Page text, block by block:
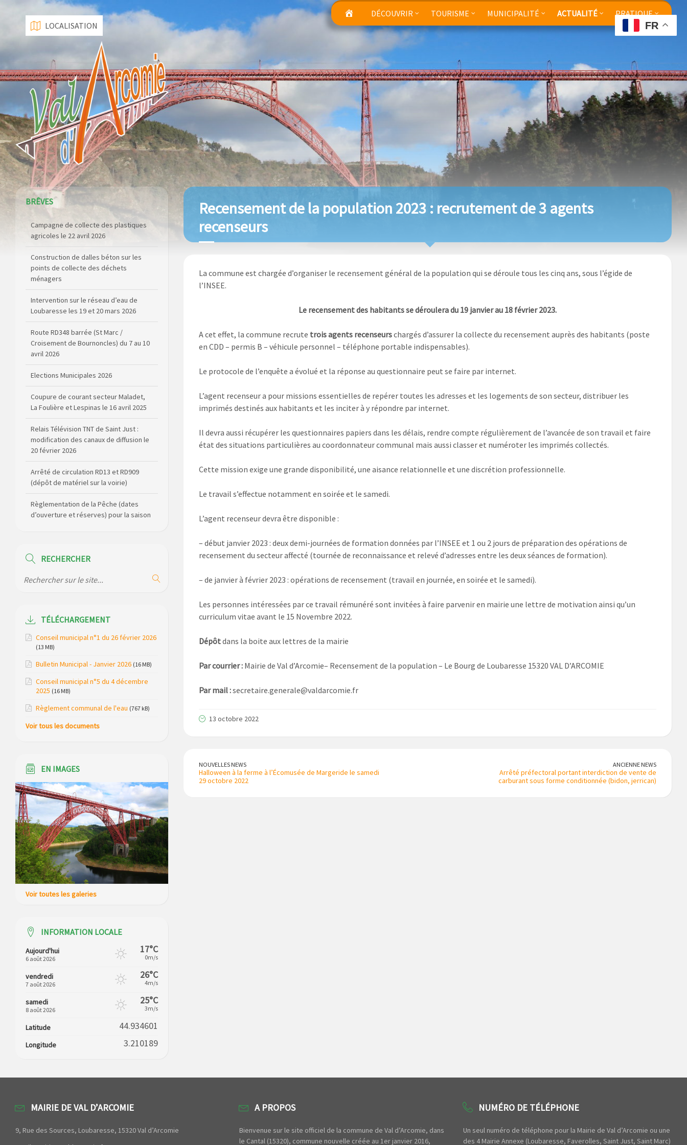
DÉCOUVRIR TOURISME MUNICIPALITÉ ACTUALITÉ
PRATIQUE
LOCALISATION
Recensement de la population 2023 : recrutement de 3 agents
recenseurs
La commune est chargée d’organiser le recensement général de la population qui se déroule tous les cinq ans, sous l’égide de
l’INSEE.
Le recensement des habitants se déroulera du 19 janvier au 18 février 2023.
A cet effet, la commune recrute trois agents recenseurschargés d’assurer la collecte du recensement auprès des habitants (poste
en CDD – permis B – véhicule personnel – téléphone portable indispensables).
Le protocole de l’enquête a évolué et la réponse au questionnaire peut se faire par internet.
L’agent recenseur a pour missions essentielles de repérer toutes les adresses et les logements de son secteur, distribuer les
imprimés destinés aux habitants et les inciter à y répondre par internet.
Il devra aussi récupérer les questionnaires papiers dans les délais, rendre compte régulièrement de l’avancée de son travail et faire
état des situations particulières au coordonnateur communal mais aussi classer et numéroter les imprimés collectés.
Cette mission exige une grande disponibilité, une aisance relationnelle et une discrétion professionnelle.
Le travail s’effectue notamment en soirée et le samedi.
L’agent recenseur devra être disponible :
– début janvier 2023 : deux demi-journées de formation données par l’INSEE et 1 ou 2 jours de préparation des opérations de
recensement du secteur affecté (tournée de reconnaissance et relevé d’adresses entre les deux séances de formation).
– de janvier à février 2023 : opérations de recensement (travail en journée, en soirée et le samedi).
Les personnes intéressées par ce travail rémunéré sont invitées à faire parvenir en mairie une lettre de motivation ainsi qu’un
curriculum vitae avant le 15 Novembre 2022.
Dépôtdans la boite aux lettres de la mairie
Par courrier :Mairie de Val d’Arcomie– Recensement de la population – Le Bourg de Loubaresse 15320 VAL D’ARCOMIE
Par mail :secretaire.generale@valdarcomie.fr
13 octobre 2022
NOUVELLES NEWS
Halloween à la ferme à l’Écomusée de Margeride le samedi
29 octobre 2022
ANCIENNE NEWS
Arrêté préfectoral portant interdiction de vente de
carburant sous forme conditionnée (bidon, jerrican)
BRÊVES
Campagne de collecte des plastiques
agricoles le 22 avril 2026
Construction de dalles béton sur les
points de collecte des déchets
ménagers
Intervention sur le réseau d’eau de
Loubaresse les 19 et 20 mars 2026
Route RD348 barrée (St Marc /
Croisement de Bournoncles) du 7 au 10
avril 2026
Elections Municipales 2026
Coupure de courant secteur Maladet,
La Foulière et Lespinas le 16 avril 2025
Relais Télévision TNT de Saint Just :
modification des canaux de diffusion le
20 février 2026
Arrêté de circulation RD13 et RD909
(dépôt de matériel sur la voirie)
Règlementation de la Pêche (dates
d’ouverture et réserves) pour la saison
Communauté Janvier à Juin
Modification des horaires (et lieux) pour
les permanences de la gendarmerie
Maison des services de Ruynes en
avril 2026
Modification de gestion du camping de
chalets et sa piscine
conseil municipal à Loubaresse le
vendredi 20 mars 2026
Campagne de collecte des plastiques
agricoles le 22 avril 2026
RECHERCHER
TÉLÉCHARGEMENT
Conseil municipal n°1 du 26 février 2026
(13 MB)
Bulletin Municipal - Janvier 2026 (16 MB)
Conseil municipal n°5 du 4 décembre
2025 (16 MB)
Règlement communal de l'eau (767 kB)
Voir tous les documents
EN IMAGES
Voir toutes les galeries
INFORMATION LOCALE
Aujourd'hui
6 août 2026
17°C
0m/s
vendredi
7 août 2026
26°C
4m/s
samedi
8 août 2026
25°C
3m/s
Latitude 44.934601
Longitude 3.210189
MAIRIE DE VAL D’ARCOMIE
9, Rue des Sources, Loubaresse, 15320 Val d’Arcomie
A PROPOS
Bienvenue sur le site officiel de la commune de Val d’Arcomie, dans
le Cantal (15320), commune nouvelle créée au 1er janvier 2016,
NUMÉRO DE TÉLÉPHONE
Un seul numéro de téléphone pour la Mairie de Val d’Arcomie ou une
des 4 Mairie Annexe (Loubaresse, Faverolles, Saint Just, Saint Marc)
FR